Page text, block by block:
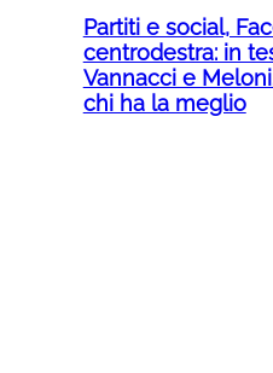
Partiti e social,
centrodestra: in
Vannacci e
chi ha la meglio